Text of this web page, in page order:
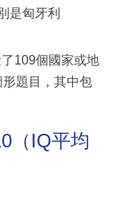
是匈牙利
109個國家或地
題目，其中包
（IQ平均